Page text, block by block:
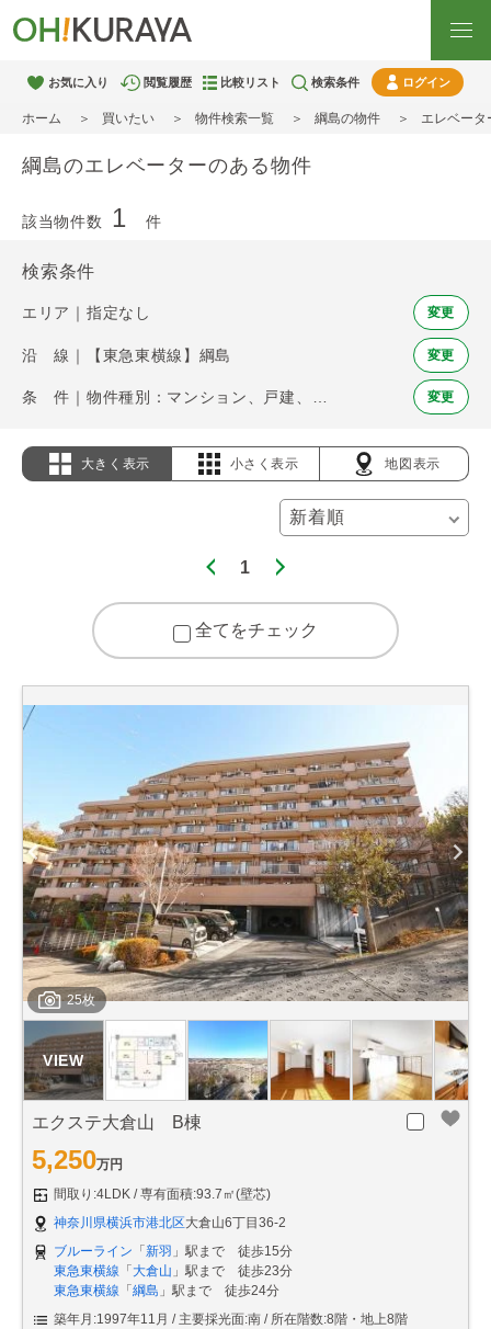
お気に入り 閲覧履歴 比較リスト 検索条件 ログイン
ホーム 買いたい 物件検索一覧 綱島の物件 エレベータ
綱島のエレベーターのある物件
該当物件数 1 件
検索条件
エリア｜指定なし 変更
沿 線｜【東急東横線】綱島 変更
変更
大きく表示 小さく表示 地図表示
1
全てをチェック
25枚
エクステ大倉山 B棟
5,250万円
間取り:4LDK
専有面積:93.7㎡(壁芯)
神奈川県横浜市港北区大倉山6丁目36-2
ブルーライン 「 新羽 」駅まで 徒歩15分
東急東横線 「 大倉山 」駅まで 徒歩23分
東急東横線 「 綱島 」駅まで 徒歩24分
築年月:1997年11月
主要採光面:南 所在階数:8階・地上8階